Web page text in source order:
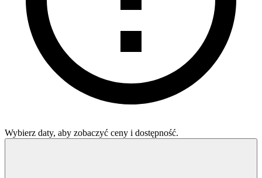
Wybierz daty, aby zobaczyć ceny i dostępność.